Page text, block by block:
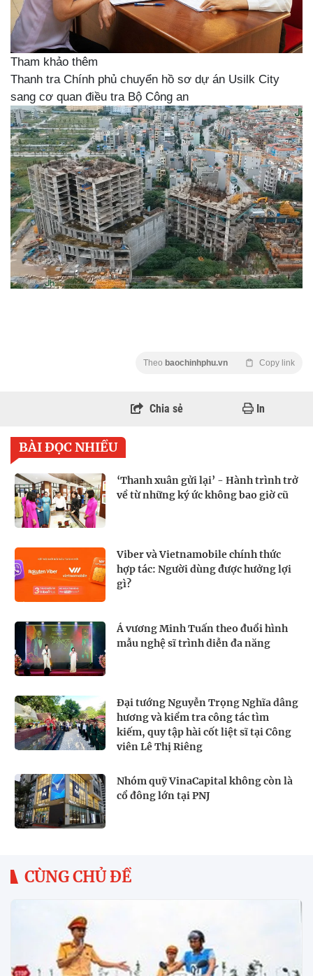
Tham khảo thêm
Thanh tra Chính phủ chuyển hồ sơ dự án Usilk City
sang cơ quan điều tra Bộ Công an
Theo baochinhphu.vn Copy link
Chia sẻ In
BÀI ĐỌC NHIỀU
‘Thanh xuân gửi lại’ - Hành trình trở
về từ những ký ức không bao giờ cũ
Viber và Vietnamobile chính thức
hợp tác: Người dùng được hưởng lợi
gì?
Á vương Minh Tuấn theo đuổi hình
mẫu nghệ sĩ trình diễn đa năng
Đại tướng Nguyễn Trọng Nghĩa dâng
hương và kiểm tra công tác tìm
kiếm, quy tập hài cốt liệt sĩ tại Công
viên Lê Thị Riêng
Nhóm quỹ VinaCapital không còn là
cổ đông lớn tại PNJ
CÙNG CHỦ ĐỀ